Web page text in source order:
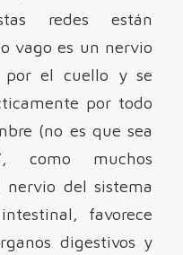
redes están
vago es un nervio
por el cuello y se
por todo
(no es que sea
como muchos
nervio del sistema
favorece
digestivos y